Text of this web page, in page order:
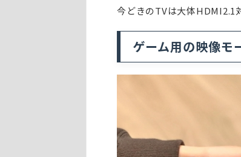
今どきのTVは大体HDMI2.1
ゲーム用の映像モ